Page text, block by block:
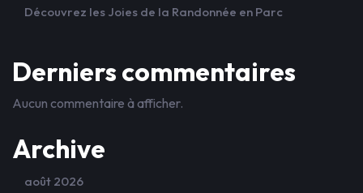
Découvrez les Joies de la Randonnée en Parc
Derniers commentaires
Aucun commentaire à afficher.
Archive
août 2026